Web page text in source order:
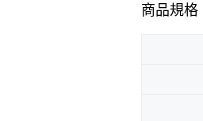
商品規格